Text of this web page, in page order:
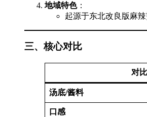
地域特色：
起源于东北改良版麻
三、核心对比
对
汤底/酱料
口感